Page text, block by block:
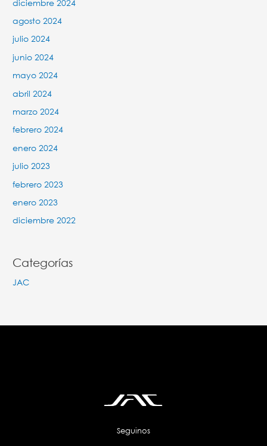
diciembre 2024
agosto 2024
julio 2024
junio 2024
mayo 2024
abril 2024
marzo 2024
febrero 2024
enero 2024
julio 2023
febrero 2023
enero 2023
diciembre 2022
Categorías
JAC
Seguinos